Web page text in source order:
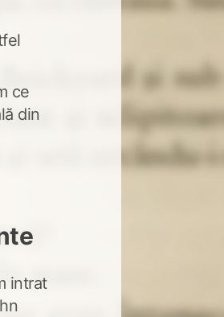
ce
din
intrat